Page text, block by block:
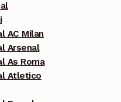
AC Milan
Arsenal
As Roma
Atletico